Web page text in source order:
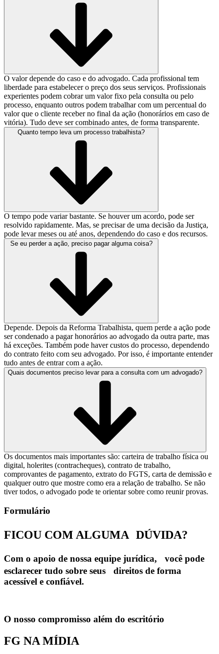
O valor depende do caso e do advogado. Cada profissional tem
liberdade para estabelecer o preço dos seus serviços. Profissionais
experientes podem cobrar um valor fixo pela consulta ou pelo
processo, enquanto outros podem trabalhar com um percentual do
valor que o cliente receber no final da ação (honorários em caso de
vitória). Tudo deve ser combinado antes, de forma transparente.
Quanto tempo leva um processo trabalhista?
O tempo pode variar bastante. Se houver um acordo, pode ser
resolvido rapidamente. Mas, se precisar de uma decisão da Justiça,
pode levar meses ou até anos, dependendo do caso e dos recursos.
Se eu perder a ação, preciso pagar alguma coisa?
Depende. Depois da Reforma Trabalhista, quem perde a ação pode
ser condenado a pagar honorários ao advogado da outra parte, mas
há exceções. Também pode haver custos do processo, dependendo
do contrato feito com seu advogado. Por isso, é importante entender
tudo antes de entrar com a ação.
Quais documentos preciso levar para a consulta com um advogado?
Os documentos mais importantes são: carteira de trabalho física ou
digital, holerites (contracheques), contrato de trabalho,
comprovantes de pagamento, extrato do FGTS, carta de demissão e
qualquer outro que mostre como era a relação de trabalho. Se não
tiver todos, o advogado pode te orientar sobre como reunir provas.
Formulário
FICOU COM ALGUMA DÚVIDA?
Com o apoio de nossa equipe jurídica, você pode
esclarecer tudo sobre seus direitos de forma
acessível e confiável.
O nosso compromisso além do escritório
FG NA MÍDIA